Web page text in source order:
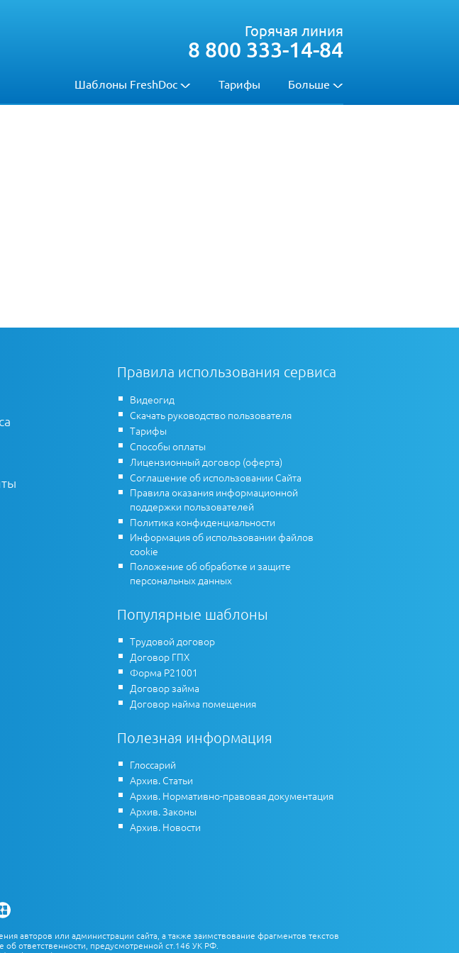
Шаблоны FreshDoc Тарифы Больше
Горячая линия
8 800 333-14-84
Правила использования сервиса
Видеогид
Скачать руководство пользователя
Тарифы
Способы оплаты
Лицензионный договор (оферта)
Соглашение об использовании Сайта
Правила оказания информационной
поддержки пользователей
Политика конфиденциальности
Информация об использовании файлов
cookie
Положение об обработке и защите
персональных данных
Популярные шаблоны
Трудовой договор
Договор ГПХ
Форма Р21001
Договор займа
Договор найма помещения
Полезная информация
Глоссарий
Архив. Статьи
Архив. Нормативно-правовая документация
Архив. Законы
Архив. Новости
авторов или администрации сайта, а также заимствование фрагментов текстов
об ответственности, предусмотренной ст.146 УК РФ.